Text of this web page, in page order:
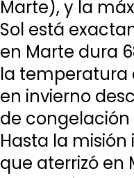
Marte), y la
Sol está
en Marte dura
la temperatura
en invierno
de
Hasta la
que aterrizó en